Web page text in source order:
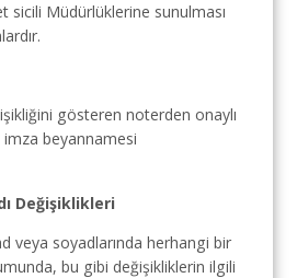
sicili Müdürlüklerine sunulması
gösteren noterden onaylı
imza beyannamesi
Değişiklikleri
veya soyadlarında herhangi bir
bu gibi değişikliklerin ilgili